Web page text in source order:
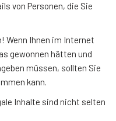
von Personen, die Sie
Wenn Ihnen im Internet
gewonnen hätten und
müssen, sollten Sie
kann.
Inhalte sind nicht selten